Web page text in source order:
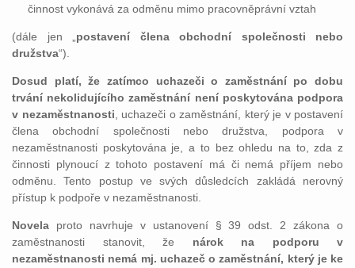
činnost vykonává za odměnu mimo pracovněprávní vztah
(dále jen „ postavení člena obchodní společnosti nebo
družstva“).
Dosud platí, že zatímco uchazeči o zaměstnání po dobu
trvání nekolidujícího zaměstnání není poskytována podpora
v nezaměstnanosti , uchazeči o zaměstnání, který je v postavení
člena obchodní společnosti nebo družstva, podpora v
nezaměstnanosti poskytována je, a to bez ohledu na to, zda z
činnosti plynoucí z tohoto postavení má či nemá příjem nebo
odměnu. Tento postup ve svých důsledcích zakládá nerovný
přístup k podpoře v nezaměstnanosti.
Novela proto navrhuje v ustanovení § 39 odst. 2 zákona o
zaměstnanosti stanovit, že nárok na podporu v
nezaměstnanosti nemá mj. uchazeč o zaměstnání, který je ke